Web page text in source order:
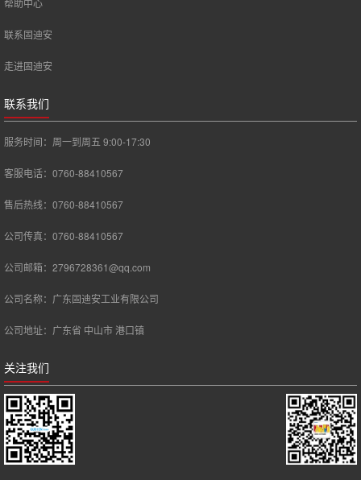
联系固迪安
走进固迪安
联系我们
服务时间：周一到周五 9:00-17:30
客服电话：0760-88410567
售后热线：0760-88410567
公司传真：0760-88410567
公司邮箱：2796728361@qq.com
公司名称：广东固迪安工业有限公司
公司地址：广东省 中山市 港口镇
关注我们